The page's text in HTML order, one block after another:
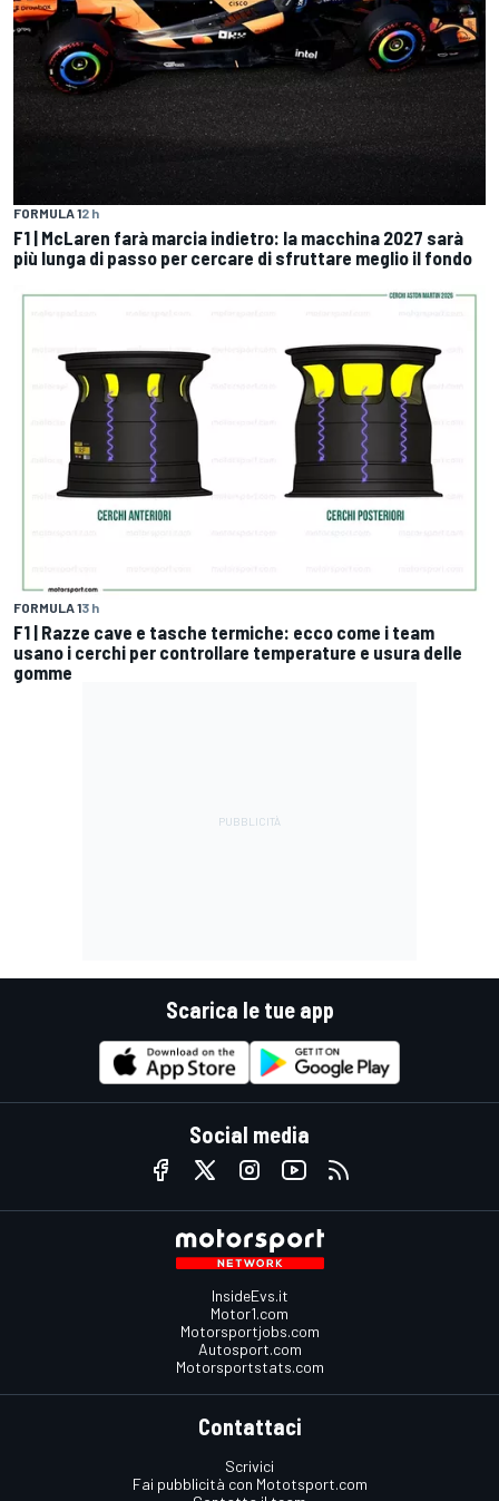
FORMULA 12 h
F1 | McLaren farà marcia indietro: la macchina 2027 sarà
più lunga di passo per cercare di sfruttare meglio il fondo
FORMULA 13 h
F1 | Razze cave e tasche termiche: ecco come i team
usano i cerchi per controllare temperature e usura delle
gomme
Scarica le tue app
Social media
InsideEvs.it
Motor1.com
Motorsportjobs.com
Autosport.com
Motorsportstats.com
Contattaci
Scrivici
Fai pubblicità con Mototsport.com